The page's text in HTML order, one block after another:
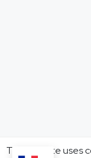
This website uses